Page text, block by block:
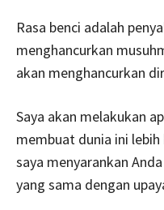
Rasa benci adalah
menghancurkan
akan menghancurkan
Saya akan melakukan
membuat dunia ini
saya menyarankan
yang sama dengan